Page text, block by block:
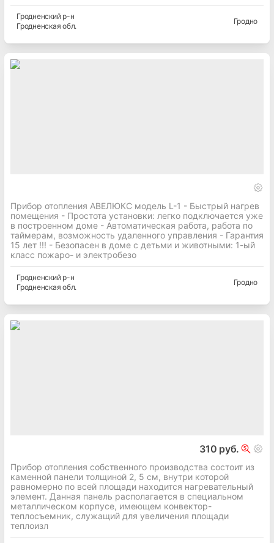
Гродненскийр-н
Гродненская обл.
Гродно
Прибор отопления АВЕЛЮКС модель L-1 - Быстрый нагрев
помещения - Простота установки: легко подключается уже
в построенном доме - Автоматическая работа, работа по
таймерам, возможность удаленного управления - Гарантия
15 лет !!! - Безопасен в доме с детьми и животными: 1-ый
класс пожаро- и электробезо
Гродненскийр-н
Гродненская обл.
Гродно
310 руб.
Прибор отопления собственного производства состоит из
каменной панели толщиной 2, 5 см, внутри которой
равномерно по всей площади находится нагревательный
элемент. Данная панель располагается в специальном
металлическом корпусе, имеющем конвектор-
теплосъемник, служащий для увеличения площади
теплоизл